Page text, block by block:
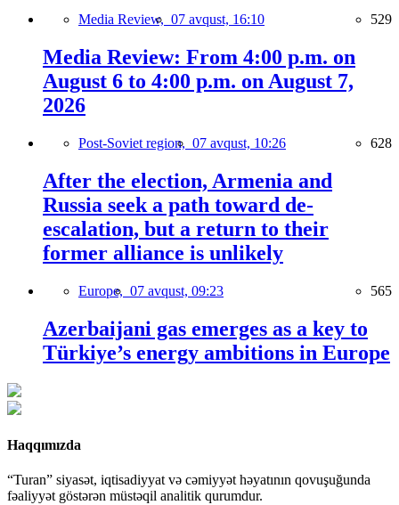
Media Review, 07 avqust, 16:10 529
Media Review: From 4:00 p.m. on
August 6 to 4:00 p.m. on August 7,
2026
Post-Soviet region, 07 avqust, 10:26 628
After the election, Armenia and
Russia seek a path toward de-
escalation, but a return to their
former alliance is unlikely
Europe, 07 avqust, 09:23 565
Azerbaijani gas emerges as a key to
Türkiye’s energy ambitions in Europe
Haqqımızda
“Turan” siyasət, iqtisadiyyat və cəmiyyət həyatının qovuşuğunda
fəaliyyət göstərən müstəqil analitik qurumdur.